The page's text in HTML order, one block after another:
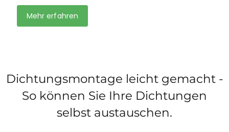
Mehr erfahren
Dichtungsmontage leicht gemacht -
So können Sie Ihre Dichtungen
selbst austauschen.